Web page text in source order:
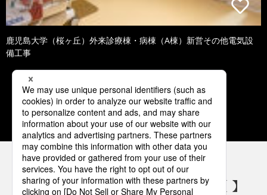
鹿児島大学（桜ヶ丘）外来診療棟・病棟（A棟）新営その他電気設
備工事
1 2 3 4 5
パナソニックの電気設備 SNSアカウント